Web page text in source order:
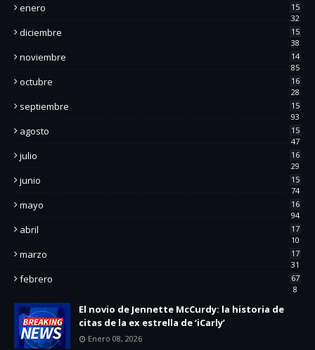
enero
15
32
diciembre
15
38
noviembre
14
85
octubre
16
28
septiembre
15
93
agosto
15
47
julio
16
29
junio
15
74
mayo
16
94
abril
17
10
marzo
17
31
febrero
67
8
El novio de Jennette McCurdy: la historia de
citas de la ex estrella de ‘iCarly’
Enero 08, 2026